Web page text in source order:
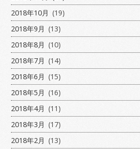
2018年10月 (19)
2018年9月 (13)
2018年8月 (10)
2018年7月 (14)
2018年6月 (15)
2018年5月 (16)
2018年4月 (11)
2018年3月 (17)
2018年2月 (13)